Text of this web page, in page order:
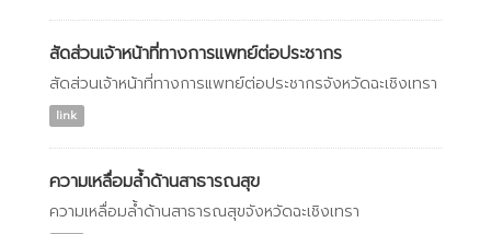
สัดส่วนเจ้าหน้าที่ทางการแพทย์ต่อประชากร
สัดส่วนเจ้าหน้าที่ทางการแพทย์ต่อประชากรจังหวัดฉะเชิงเทรา
link
ความเหลื่อมล้ำด้านสาธารณสุข
ความเหลื่อมล้ำด้านสาธารณสุขจังหวัดฉะเชิงเทรา